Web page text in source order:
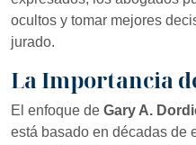
ocultos y tomar mejores
jurado.
La Importancia
El enfoque de Gary A.
está basado en décadas de